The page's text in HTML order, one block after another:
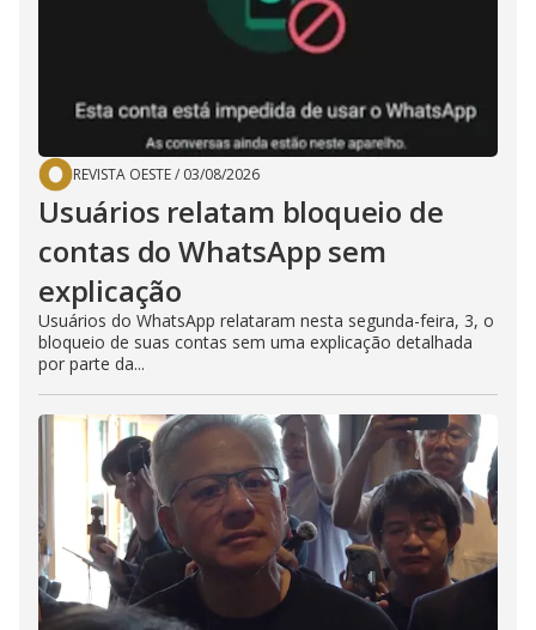
REVISTA OESTE/ 03/08/2026
Usuários relatam bloqueio de
contas do WhatsApp sem
explicação
Usuários do WhatsApp relataram nesta segunda-feira, 3, o
bloqueio de suas contas sem uma explicação detalhada
por parte da...